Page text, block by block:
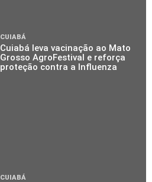
CUIABÁ
Cuiabá leva vacinação ao Mato
Grosso AgroFestival e reforça
proteção contra a Influenza
CUIABÁ